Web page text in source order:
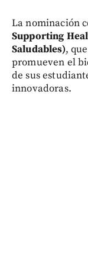
La nominación
Supporting
Saludables),
promueven el
de sus
innovadoras.